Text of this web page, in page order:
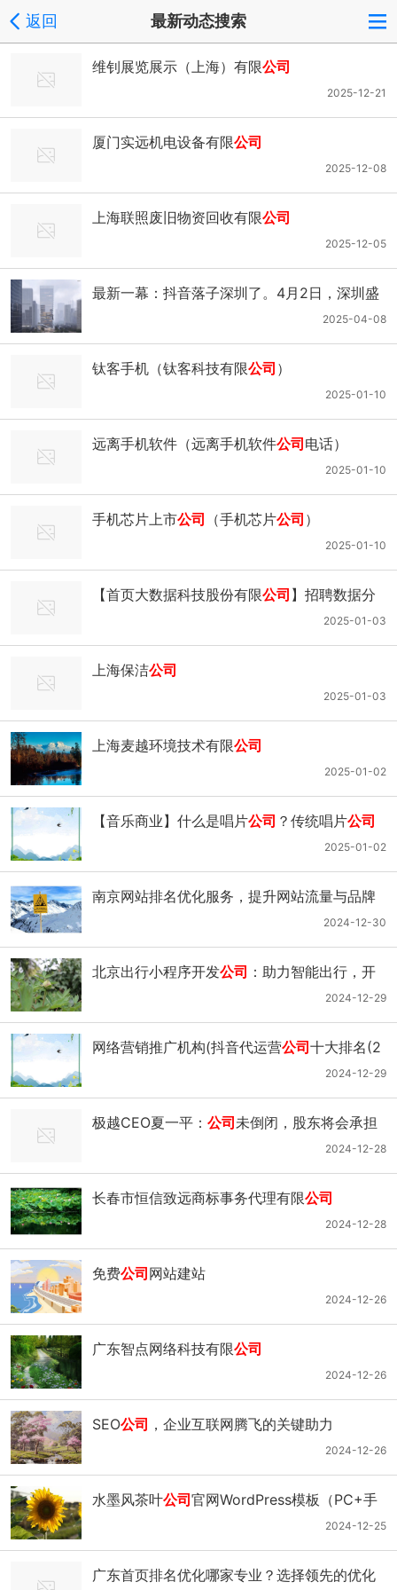
返回 最新动态搜索
维钊展览展示（上海）有限公司
2025-12-21
厦门实远机电设备有限公司
2025-12-08
上海联照废旧物资回收有限公司
2025-12-05
最新一幕：抖音落子深圳了。4月2日，深圳盛
成立，注册资本20亿
元，注册地位于深圳前海。当中股东信息显
示，该公司由抖音集团（香港）有限
持股。犹记得今年2月，抖音集团后海中心项
2025-04-08
钛客手机（钛客科技有限公司 ）
2025-01-10
远离手机软件（远离手机软件公司 电话）
2025-01-10
手机芯片上市公司 （手机芯片公司 ）
2025-01-10
【首页大数据科技股份有限公司 】招聘数据分
2025-01-03
上海保洁公司
2025-01-03
上海麦越环境技术有限公司
2025-01-02
【音乐商业】什么是唱片公司 ？传统唱片公司
2025-01-02
南京网站排名优化服务，提升网站流量与品牌
影响力的关键策略,南京网站排名优化服务公司
2024-12-30
北京出行小程序开发公司 ：助力智能出行，开
2024-12-29
网络营销推广机构(抖音代运营公司十大排名(2
2024-12-29
极越CEO夏一平： 公司未倒闭，股东将会承担
员工离职赔偿；李斌称蔚来不参与价格战；英
伟达中国辟谣断供传闻；个人养老金制度推开
至全国
2024-12-28
长春市恒信致远商标事务代理有限公司
2024-12-28
免费公司 网站建站
2024-12-26
广东智点网络科技有限公司
2024-12-26
SEO公司 ，企业互联网腾飞的关键助力
2024-12-26
水墨风茶叶公司官网WordPress模板（PC+手
2024-12-25
广东首页排名优化哪家专业？选择领先的优化